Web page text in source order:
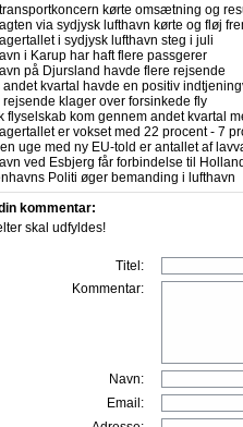
kørte omsætning og
via sydjysk lufthavn kørte og fløj
i sydjysk lufthavn steg i juli
i Karup har haft flere passgerer
på Djursland havde flere rejsende
andet kvartal havde en positiv
rejsende klager over forsinkede fly
flyselskab kom gennem andet kvartal
er vokset med 22 procent - 7
uge med ny EU-told er antallet af
ved Esbjerg får forbindelse til
Politi øger bemanding i lufthavn
kommentar:
skal udfyldes!
Titel:
Kommentar:
Navn:
Email: